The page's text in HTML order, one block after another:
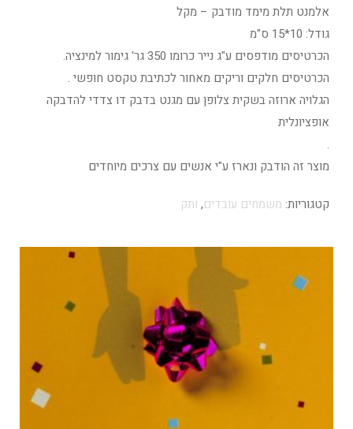
אלמנט תלת מימד מודבק – מקל
גודל: 10*15 ס"מ
הכרטיסים מודפסים ע"ג נייר כרומו 350 גר' גימור למינציה.
הכרטיסים חלקים וריקים מאחור לכתיבת טקסט חופשי .
הגלויה ארוזה בשקית צלופן עם מגנט בדבק דו צדדי להדבקה
אופציונלית
.
מוצר זה הודבק ונארז ע"י אנשים עם צרכים מיוחדים
קטגוריות: משמחים עובדים, ותק